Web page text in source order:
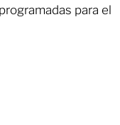
para el